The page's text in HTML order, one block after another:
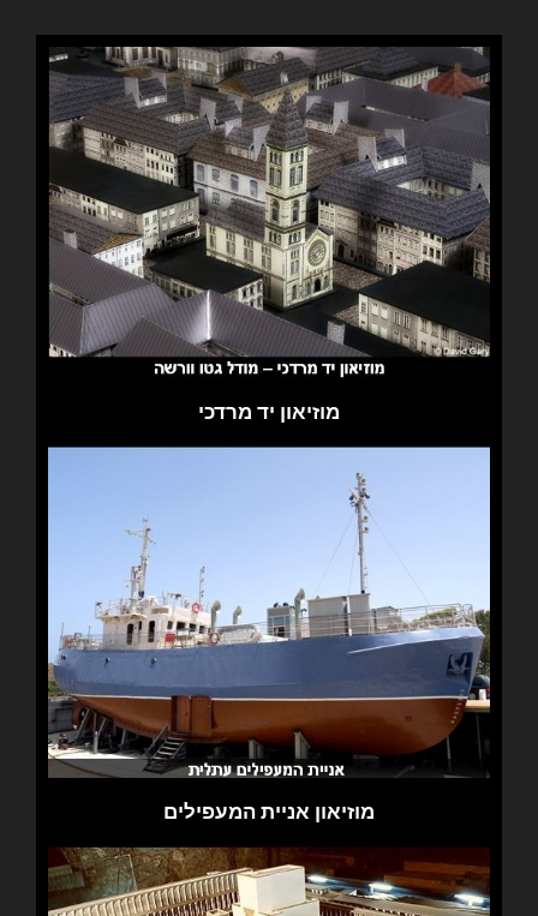
מוזיאון יד מרדכי
מוזיאון אניית המעפילים